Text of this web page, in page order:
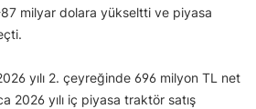
milyar dolara yükseltti ve piyasa
yılı 2. çeyreğinde 696 milyon TL net
2026 yılı iç piyasa traktör satış